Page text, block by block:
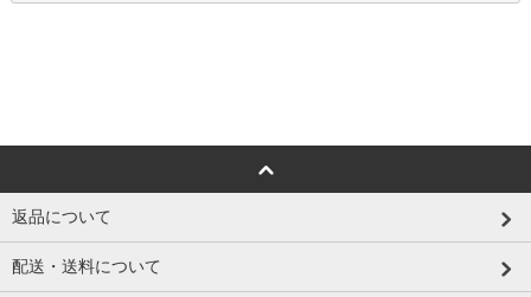
返品について
配送・送料について